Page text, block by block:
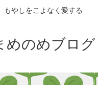
もやしをこよなく愛する
めのめブログ